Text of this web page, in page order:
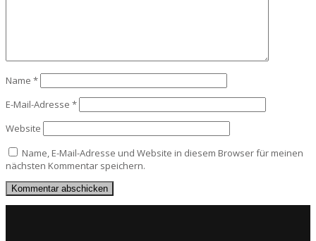
Name *
E-Mail-Adresse *
Website
Name, E-Mail-Adresse und Website in diesem Browser für meinen
nächsten Kommentar speichern.